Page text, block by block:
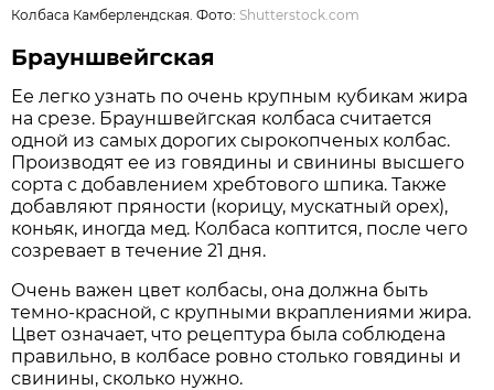
Колбаса Камберлендская. Фото:Shutterstock.com
Брауншвейгская
Ее легко узнать по очень крупным кубикам жира
на срезе. Брауншвейгская колбаса считается
одной из самых дорогих сырокопченых колбас.
Производят ее из говядины и свинины высшего
сорта с добавлением хребтового шпика. Также
добавляют пряности (корицу, мускатный орех),
коньяк, иногда мед. Колбаса коптится, после чего
созревает в течение 21 дня.
Очень важен цвет колбасы, она должна быть
темно-красной, с крупными вкраплениями жира.
Цвет означает, что рецептура была соблюдена
правильно, в колбасе ровно столько говядины и
свинины, сколько нужно.